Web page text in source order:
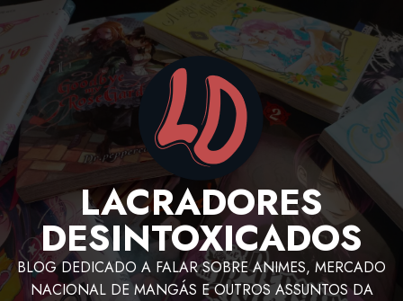
LACRADORES
DESINTOXICADOS
BLOG DEDICADO A FALAR SOBRE ANIMES, MERCADO
NACIONAL DE MANGÁS E OUTROS ASSUNTOS DA